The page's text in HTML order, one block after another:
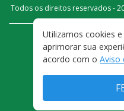
Todos os direitos reservados -
FALE
TERMOS E
Utilizamos cookies
aprimorar sua
acordo com o Aviso